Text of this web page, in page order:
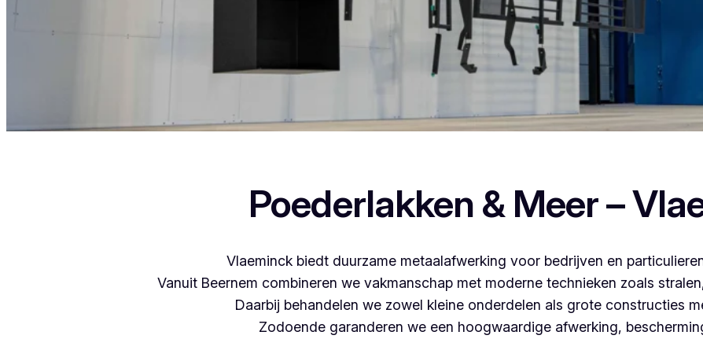
Poederlakken & Meer –
Vlaeminck biedt duurzame metaalafwerking voor bedrijven en
Vanuit Beernem combineren we vakmanschap met moderne technieken zoals
Daarbij behandelen we zowel kleine onderdelen als grote constructies
Zodoende garanderen we een hoogwaardige afwerking,